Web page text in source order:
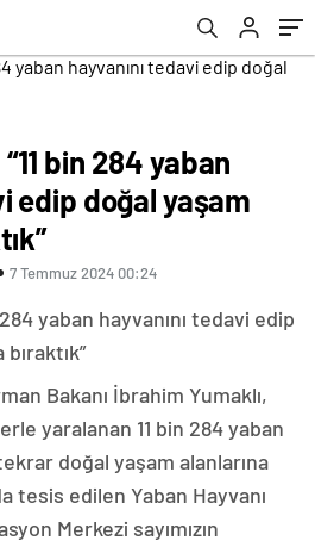
bin 284 yaban
edip doğal yaşam
7 Temmuz 2024 00:24
yaban hayvanını tedavi edip
Bakanı İbrahim Yumaklı,
yaralanan 11 bin 284 yaban
doğal yaşam alanlarına
tesis edilen Yaban Hayvanı
Merkezi sayımızın